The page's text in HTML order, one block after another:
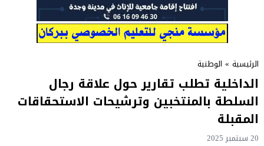
الرئيسية » الوطنية
الداخلية تطلب تقارير حول علاقة رجال
السلطة بالمنتخبين وترشيحات الاستحقاقات
المقبلة
20 سبتمبر 2025